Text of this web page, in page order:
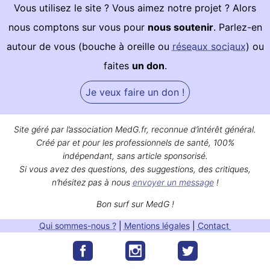
Vous utilisez le site ? Vous aimez notre projet ? Alors
nous comptons sur vous pour nous soutenir. Parlez-en
autour de vous (bouche à oreille ou réseaux sociaux) ou
faites un don.
Je veux faire un don !
Site géré par l’association MedG.fr, reconnue d’intérêt général.
Créé par et pour les professionnels de santé, 100%
indépendant, sans article sponsorisé.
Si vous avez des questions, des suggestions, des critiques,
n’hésitez pas à nous envoyer un message!
Bon surf sur MedG !
Qui sommes-nous ?| Mentions légales| Contact